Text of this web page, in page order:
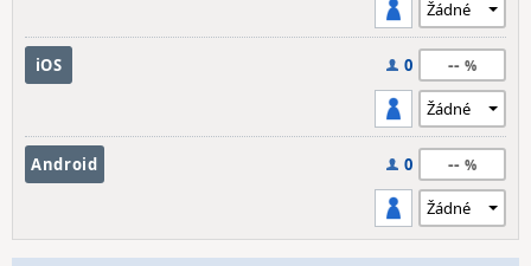
iOS 0 --
Android 0 --